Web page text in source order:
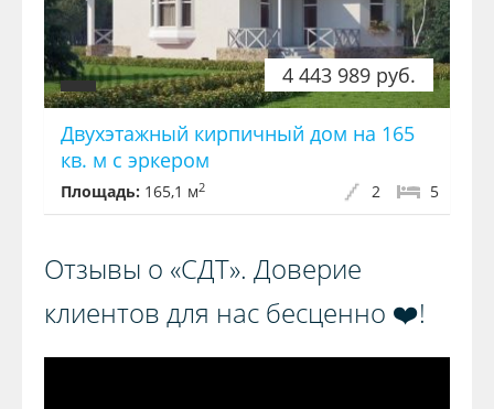
4 443 989 руб.
Двухэтажный кирпичный дом на 165
кв. м с эркером
Площадь: 165,1 м2 5
2
Отзывы о «СДТ». Доверие
клиентов для нас бесценно ❤️!